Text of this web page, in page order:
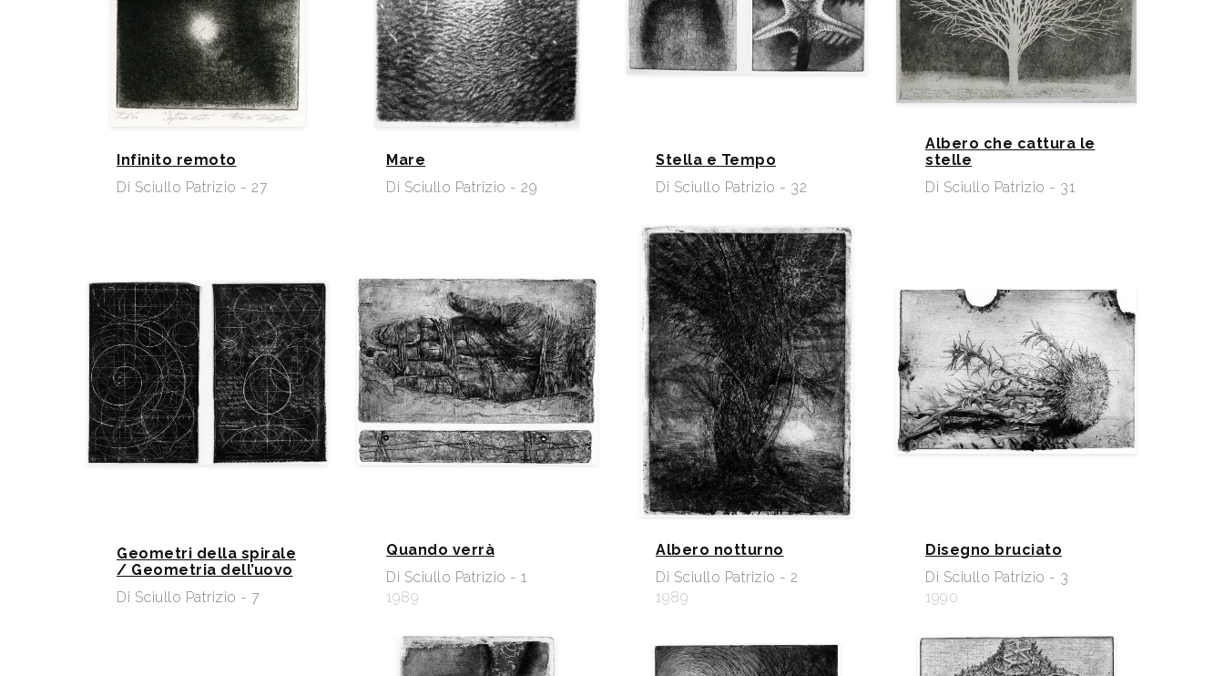
Infinito remoto
Di Sciullo Patrizio - 27
Mare
Di Sciullo Patrizio - 29
Stella e Tempo
Di Sciullo Patrizio - 32
Albero che cattura le
stelle
Di Sciullo Patrizio - 31
Geometri della spirale
/ Geometria dell’uovo
Di Sciullo Patrizio - 7
Quando verrà
Di Sciullo Patrizio - 1
1989
Albero notturno
Di Sciullo Patrizio - 2
1989
Disegno bruciato
Di Sciullo Patrizio - 3
1990